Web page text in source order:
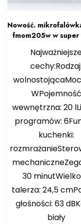
Nowość.
fmom205w w
cechy:Rodzaj:
WPojemność
wewnętrzna: 20
programów:
kuchenki:
30
talerza: 24,5
głośności: 63
biały